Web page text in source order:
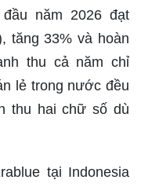
năm 2026 đạt
tăng 33% và hoàn
thu cả năm chỉ
lẻ trong nước đều
thu hai chữ số dù
tại Indonesia